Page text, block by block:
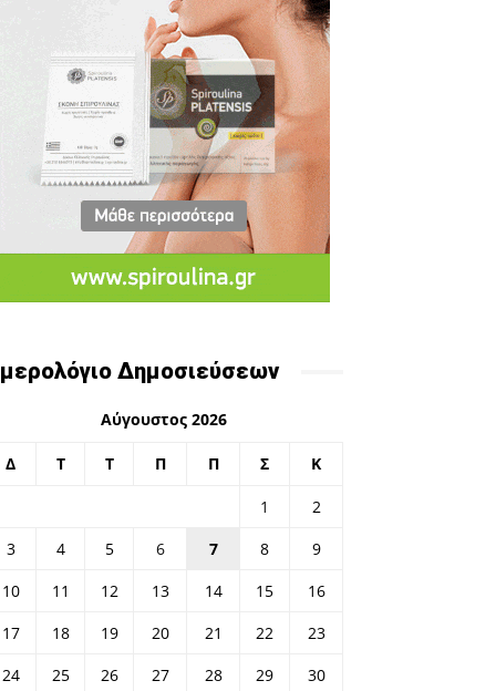
Δημοσιεύσεων
Αύγουστος 2026
Δ Τ Τ Π Π Σ Κ
1
2
3
4 5 6 7 8
9
10
11 12 13 14 15
16
17
18 19 20 21 22
23
24
25 26 27 28 29 30